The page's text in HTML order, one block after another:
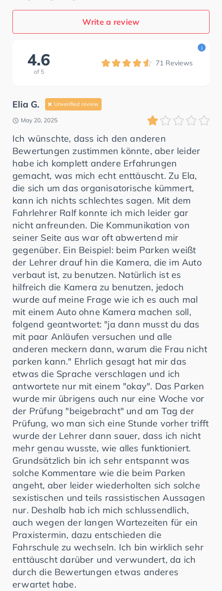
Write a review
4.6
of 5
71 Reviews
i
Elia G. Unverified review
May 20, 2025
Ich wünschte, dass ich den anderen
Bewertungen zustimmen könnte, aber leider
habe ich komplett andere Erfahrungen
gemacht, was mich echt enttäuscht. Zu Ela,
die sich um das organisatorische kümmert,
kann ich nichts schlechtes sagen. Mit dem
Fahrlehrer Ralf konnte ich mich leider gar
nicht anfreunden. Die Kommunikation von
seiner Seite aus war oft abwertend mir
gegenüber. Ein Beispiel: beim Parken weißt
der Lehrer drauf hin die Kamera, die im Auto
verbaut ist, zu benutzen. Natürlich ist es
hilfreich die Kamera zu benutzen, jedoch
wurde auf meine Frage wie ich es auch mal
mit einem Auto ohne Kamera machen soll,
folgend geantwortet: "ja dann musst du das
mit paar Anläufen versuchen und alle
anderen meckern dann, warum die Frau nicht
parken kann." Ehrlich gesagt hat mir das
etwas die Sprache verschlagen und ich
antwortete nur mit einem "okay". Das Parken
wurde mir übrigens auch nur eine Woche vor
der Prüfung "beigebracht" und am Tag der
Prüfung, wo man sich eine Stunde vorher trifft
wurde der Lehrer dann sauer, dass ich nicht
mehr genau wusste, wie alles funktioniert.
Grundsätzlich bin ich sehr entspannt was
solche Kommentare wie die beim Parken
angeht, aber leider wiederholten sich solche
sexistischen und teils rassistischen Aussagen
nur. Deshalb hab ich mich schlussendlich,
auch wegen der langen Wartezeiten für ein
Praxistermin, dazu entschieden die
Fahrschule zu wechseln. Ich bin wirklich sehr
enttäuscht darüber und verwundert, da ich
durch die Bewertungen etwas anderes
erwartet habe.